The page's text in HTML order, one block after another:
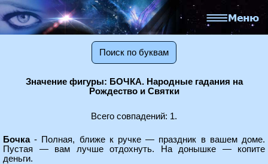
Поиск по буквам
Значение фигуры: БОЧКА. Народные гадания на
Рождество и Святки
Всего совпадений: 1.
Бочка- Полная, ближе к ручке — праздник в вашем доме.
Пустая — вам лучше отдохнуть. На донышке — копите
деньги.